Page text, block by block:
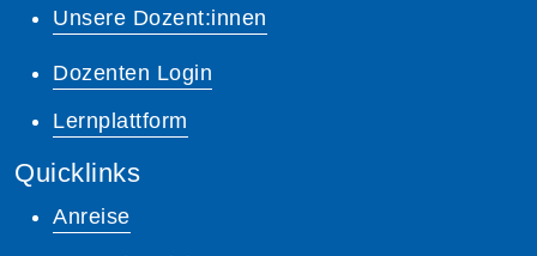
Unsere Dozent:innen
Dozenten Login
Lernplattform
Quicklinks
Anreise